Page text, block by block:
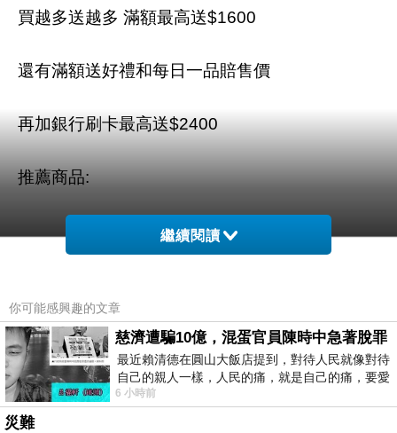
買越多送越多 滿額最高送$1600
還有滿額送好禮和每日一品賠售價
再加銀行刷卡最高送$2400
推薦商品:
繼續閱讀
你可能感興趣的文章
慈濟遭騙10億，混蛋官員陳時中急著脫罪
最近賴清德在圓山大飯店提到，對待人民就像對待
自己的親人一樣，人民的痛，就是自己的痛，要愛
民如親，說的這麼好聽，實際上根本沒做
6 小時前
災難